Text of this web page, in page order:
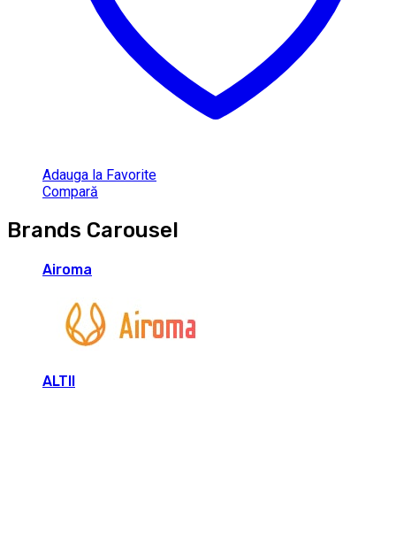
Adauga la Favorite
Compară
Brands Carousel
Airoma
ALTII